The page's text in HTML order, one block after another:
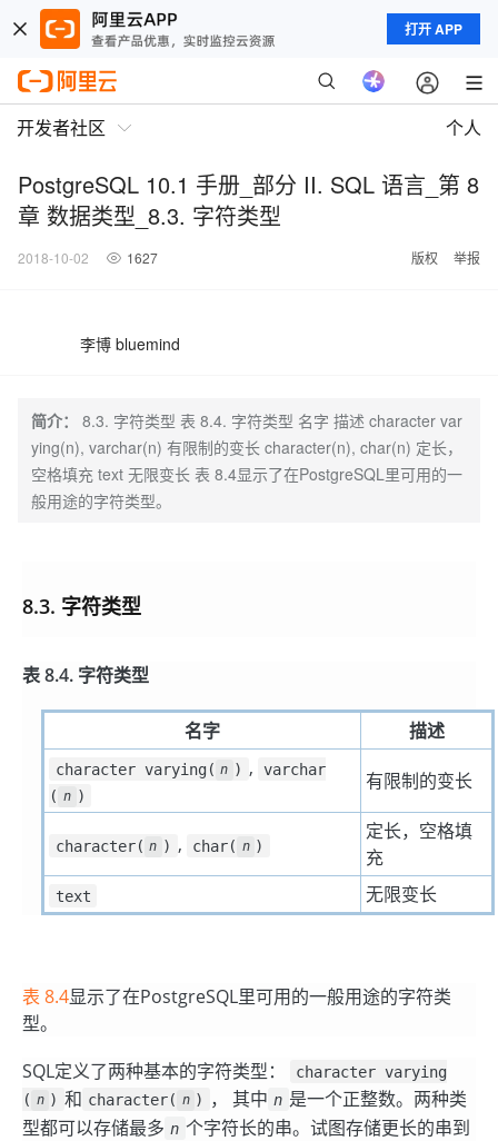
打开 APP
开发者社区 个人
PostgreSQL 10.1 手册_部分 II. SQL 语言_第 8
章 数据类型_8.3. 字符类型
2018-10-02 1627 版权 举报
李博 bluemind
简介：
8.3. 字符类型 表 8.4. 字符类型 名字 描述 character var
ying(n), varchar(n) 有限制的变长 character(n), char(n) 定长，
空格填充 text 无限变长 表 8.4显示了在PostgreSQL里可用的一
般用途的字符类型。
8.3. 字符类型
表 8.4. 字符类型
名字 描述
character varying( n ) ,
varchar
( n )
有限制的变长
character( n ) , char( n )
定长，空格填
充
text 无限变长
表 8.4显示了在PostgreSQL里可用的一般用途的字符类
型。
SQL定义了两种基本的字符类型：
character varying
( n ) 和 character( n ) ， 其中 n 是一个正整数。两种类
型都可以存储最多 n 个字符长的串。试图存储更长的串到